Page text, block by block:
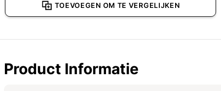
TOEVOEGEN OM TE VERGELIJKEN
Product Informatie